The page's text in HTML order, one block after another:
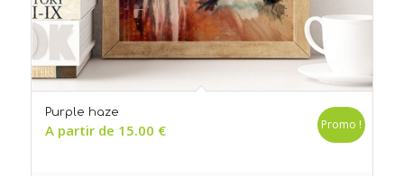
Purple haze
A partir de 15.00 € Promo !